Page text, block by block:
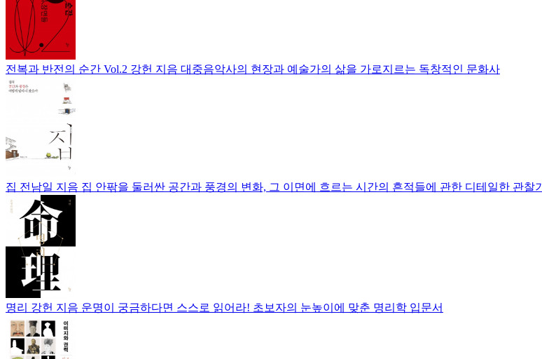
전복과 반전의 순간 Vol.2 강헌 지음 대중음악사의 현장과 예술가의 삶을 가로지르는 독창적인 문화사
집 전남일 지음 집 안팎을 둘러싼 공간과 풍경의 변화, 그 이면에 흐르는 시간의 흔적들에 관한 디테일한 관찰기
명리 강헌 지음 운명이 궁금하다면 스스로 읽어라! 초보자의 눈높이에 맞춘 명리학 입문서